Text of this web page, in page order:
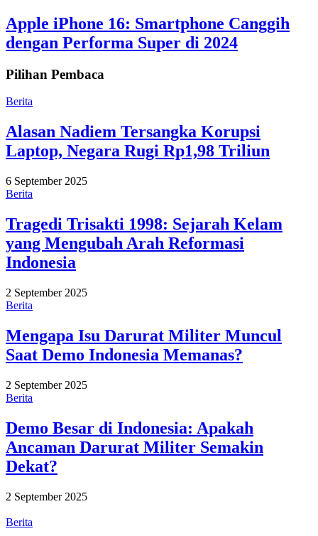
Apple iPhone 16: Smartphone Canggih
dengan Performa Super di 2024
Pilihan Pembaca
Berita
Alasan Nadiem Tersangka Korupsi
Laptop, Negara Rugi Rp1,98 Triliun
6 September 2025
Berita
Tragedi Trisakti 1998: Sejarah Kelam
yang Mengubah Arah Reformasi
Indonesia
2 September 2025
Berita
Mengapa Isu Darurat Militer Muncul
Saat Demo Indonesia Memanas?
2 September 2025
Berita
Demo Besar di Indonesia: Apakah
Ancaman Darurat Militer Semakin
Dekat?
2 September 2025
Berita